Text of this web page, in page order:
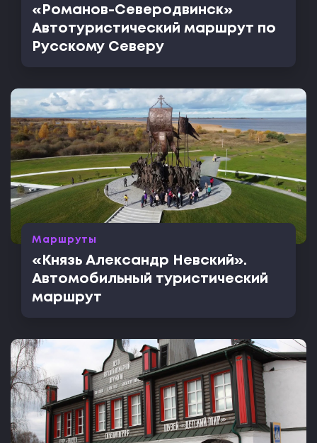
«Романов-Северодвинск»
Автотуристический маршрут по
Русскому Северу
Маршруты
«Князь Александр Невский».
Автомобильный туристический
маршрут